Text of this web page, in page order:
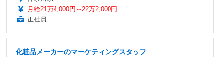
月給21万4,000円～22万2,000円
正社員
化粧品メーカーのマーケティングスタッフ